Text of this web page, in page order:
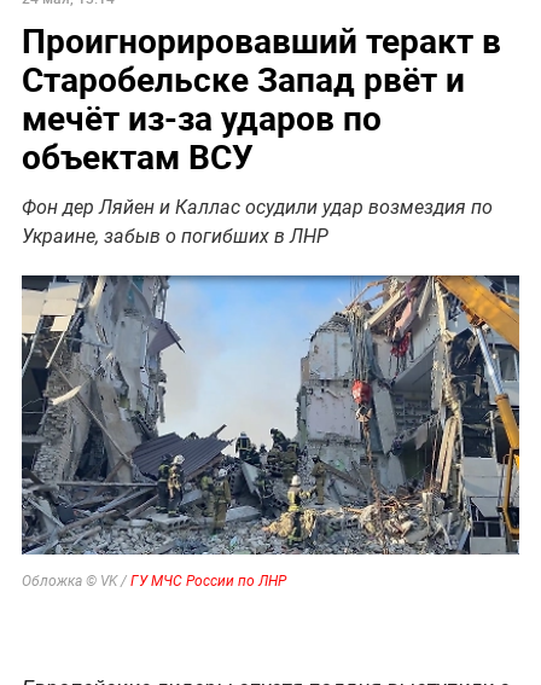
Проигнорировавший теракт в
Старобельске Запад рвёт и
мечёт из-за ударов по
объектам ВСУ
Фон дер Ляйен и Каллас осудили удар возмездия по
Украине, забыв о погибших в ЛНР
Обложка © VK /ГУ МЧС России по ЛНР